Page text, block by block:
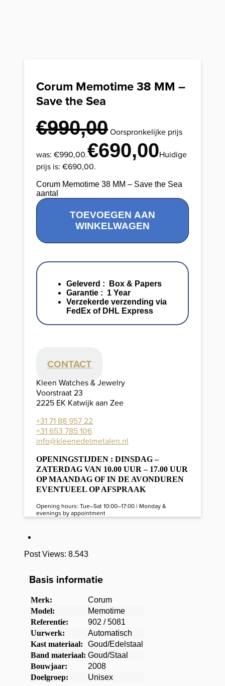
Corum Memotime 38 MM –
Save the Sea
€990,00 Oorspronkelijke prijs
was: €990,00.€690,00Huidige
prijs is: €690,00.
Corum Memotime 38 MM – Save the Sea
aantal
TOEVOEGEN AAN
WINKELWAGEN
Geleverd : Box & Papers
Garantie : 1 Year
Verzekerde verzending via
FedEx of DHL Express
CONTACT
Kleen Watches & Jewelry
Voorstraat 23
2225 EK Katwijk aan Zee
+31 71 88 957 22
+31 653 785 106
info@kleenedelmetalen.nl
OPENINGSTIJDEN : DINSDAG –
ZATERDAG VAN 10.00 UUR – 17.00 UUR
OP MAANDAG OF IN DE AVONDUREN
EVENTUEEL OP AFSPRAAK
Opening hours: Tue–Sat 10:00–17:00 | Monday &
evenings by appointment
Post Views: 8.543
Basis informatie
Merk:
Corum
Model:
Memotime
Referentie:
902 / 5081
Uurwerk:
Automatisch
Kast materiaal:
Goud/Edelstaal
Band materiaal: Goud/Staal
Bouwjaar:
2008
Doelgroep:
Unisex